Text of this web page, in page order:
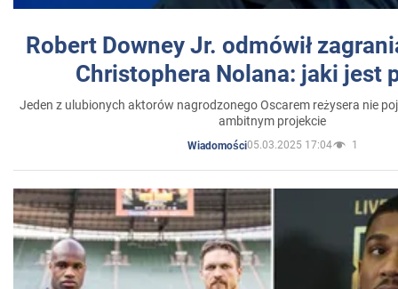
Robert Downey Jr. odmówił
Christophera Nolana: jaki jest
Jeden z ulubionych aktorów nagrodzonego Oscarem reżysera nie
ambitnym projekcie
Wiadomości05.03.2025 17:04 1